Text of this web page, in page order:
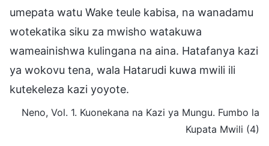
umepata watu Wake teule kabisa, na wanadamu
wotekatika siku za mwisho watakuwa
wameainishwa kulingana na aina. Hatafanya kazi
ya wokovu tena, wala Hatarudi kuwa mwili ili
kutekeleza kazi yoyote.
Neno, Vol. 1. Kuonekana na Kazi ya Mungu. Fumbo la
Kupata Mwili (4)